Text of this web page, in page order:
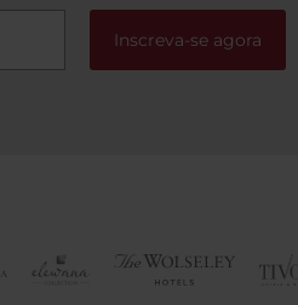
Inscreva-se agora